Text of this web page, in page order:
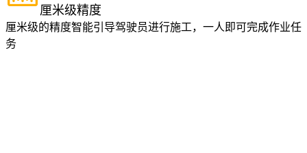
厘米级精度
厘米级的精度智能引导驾驶员进行施工，一人即可完成作业任
务